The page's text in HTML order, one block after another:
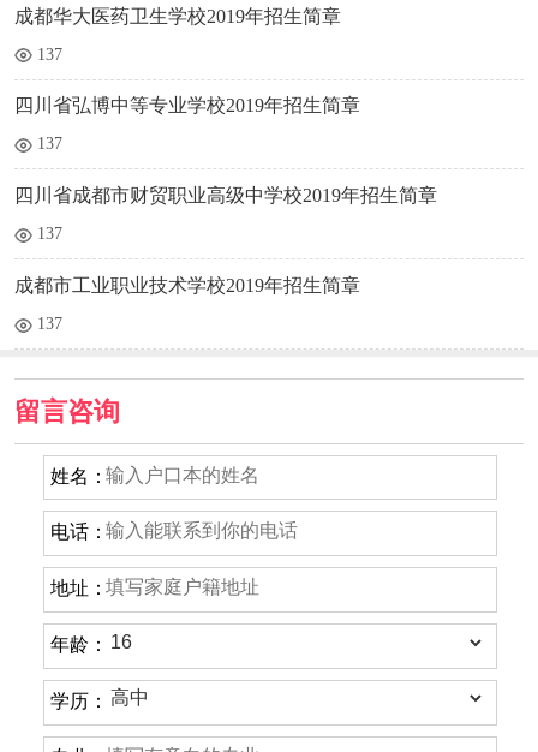
成都华大医药卫生学校2019年招生简章
137
四川省弘博中等专业学校2019年招生简章
137
四川省成都市财贸职业高级中学校2019年招生简章
137
成都市工业职业技术学校2019年招生简章
137
留言咨询
姓名：
电话：
地址：
年龄：
学历：